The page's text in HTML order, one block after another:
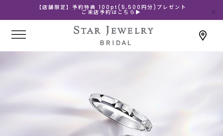
【店舗限定】予約特典 100pt(5,500円分)プレゼント
ご来店予約はこちら▶